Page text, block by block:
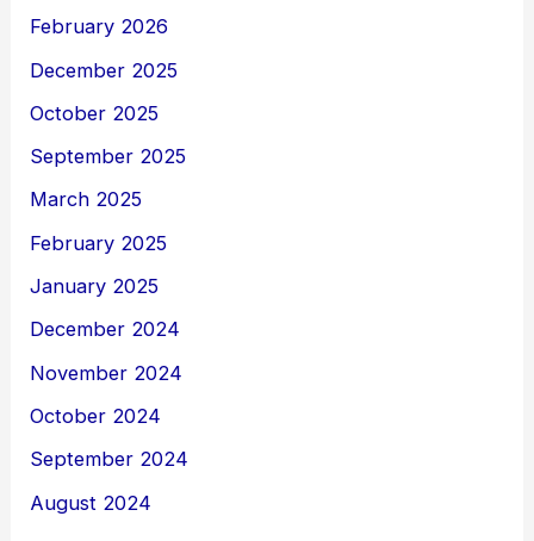
February 2026
December 2025
October 2025
September 2025
March 2025
February 2025
January 2025
December 2024
November 2024
October 2024
September 2024
August 2024